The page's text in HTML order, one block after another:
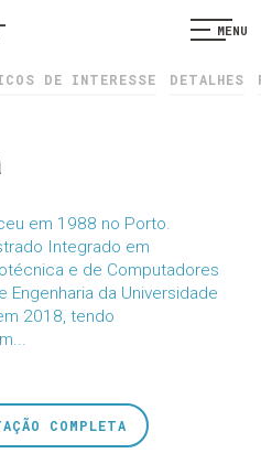
MENU
DE INTERESSE DETALHES
em 1988 no Porto.
Integrado em
e de Computadores
Engenharia da Universidade
2018, tendo
COMPLETA